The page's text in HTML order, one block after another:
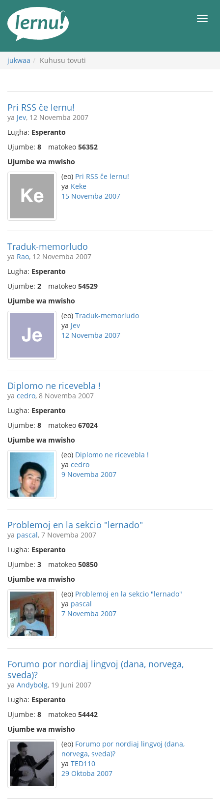
maudhui
jukwaa Kuhusu tovuti
Pri RSS ĉe lernu!
ya Jev, 12 Novemba 2007
Lugha: Esperanto
Ujumbe: 8 matokeo 56352
Ujumbe wa mwisho
(eo) Pri RSS ĉe lernu!
ya Keke
15 Novemba 2007
Traduk-memorludo
ya Rao, 12 Novemba 2007
Lugha: Esperanto
Ujumbe: 2 matokeo 54529
Ujumbe wa mwisho
(eo) Traduk-memorludo
ya Jev
12 Novemba 2007
Diplomo ne ricevebla !
ya cedro, 8 Novemba 2007
Lugha: Esperanto
Ujumbe: 8 matokeo 67024
Ujumbe wa mwisho
(eo) Diplomo ne ricevebla !
ya cedro
9 Novemba 2007
Problemoj en la sekcio "lernado"
ya pascal, 7 Novemba 2007
Lugha: Esperanto
Ujumbe: 3 matokeo 50850
Ujumbe wa mwisho
(eo) Problemoj en la sekcio "lernado"
ya pascal
7 Novemba 2007
Forumo por nordiaj lingvoj (dana, norvega,
sveda)?
ya Andybolg, 19 Juni 2007
Lugha: Esperanto
Ujumbe: 8 matokeo 54442
Ujumbe wa mwisho
(eo) Forumo por nordiaj lingvoj (dana,
norvega, sveda)?
ya TED110
29 Oktoba 2007